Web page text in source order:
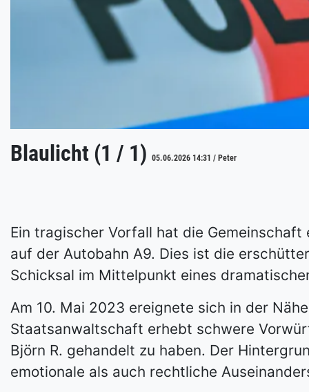
Blaulicht (1 / 1) 05.06.2026 14:31 / Peter
Ein tragischer Vorfall hat die
auf der Autobahn A9. Dies ist die
Schicksal im Mittelpunkt eines
Am 10. Mai 2023 ereignete sich in der
Staatsanwaltschaft erhebt schwere
Björn R. gehandelt zu haben. Der
emotionale als auch rechtliche